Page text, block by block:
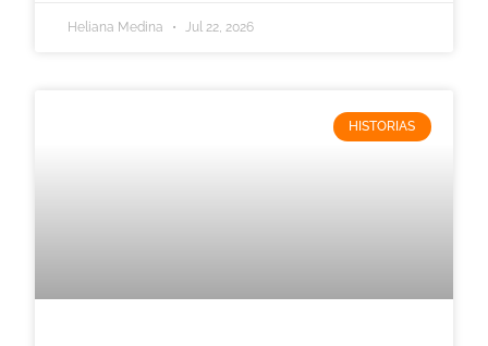
Heliana Medina Jul 22, 2026
HISTORIAS